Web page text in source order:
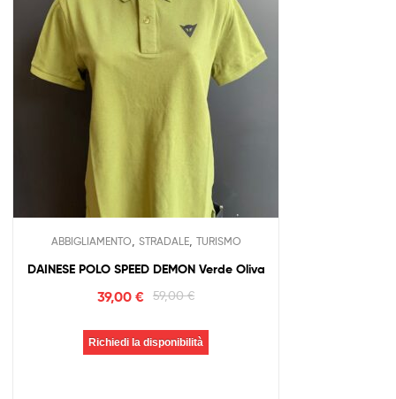
ABBIGLIAMENTO STRADALE, TURISMO
DAINESE POLO SPEED DEMON Verde Oliva
59,00€
39,00€
Richiedi la disponibilità